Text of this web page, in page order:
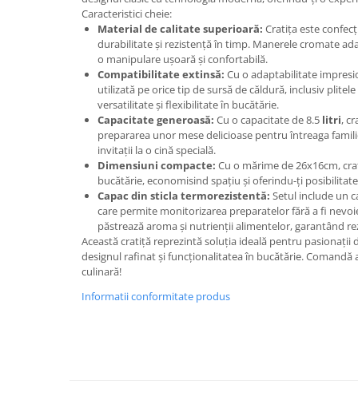
Suporturi si servetele
Tacamuri si seturi
Taietoare manuale
Termosuri si cani termos
Tirbusoane si dopuri
Tocatoare de bucatarie
Ustensile ornare prajituri
Vaze si boluri decorative
Vesela unica folosinta
Suporturi si accesorii de baie
Uscatoare de rufe
Caracteristici cheie:
Material de calitate superioară: Cratița este
durabilitate și rezistență în timp. Manerele cromate
o manipulare ușoară și confortabilă.
Compatibilitate extinsă: Cu o adaptabilitate
utilizată pe orice tip de sursă de căldură, inclusiv
versatilitate și flexibilitate în bucătărie.
Capacitate generoasă: Cu o capacitate de 8.5 litri,
prepararea unor mese delicioase pentru întreaga
invitații la o cină specială.
Dimensiuni compacte: Cu o mărime de 26x16cm,
bucătărie, economisind spațiu și oferindu-ți
Capac din sticla termorezistentă: Setul include un
care permite monitorizarea preparatelor fără a fi
păstrează aroma și nutrienții alimentelor, garantând
Această cratiță reprezintă soluția ideală pentru pasionații
designul rafinat și funcționalitatea în bucătărie.
culinară!
Informatii conformitate produs